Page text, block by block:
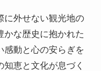
に外せない観光地の
かな歴史に抱かれた
感動と心の安らぎを
恵と文化が息づく